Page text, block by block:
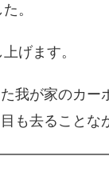
。
げます。
我が家のカ
も去ることな